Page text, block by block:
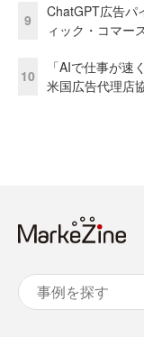
9
ChatGPT広告
ィック・コマー
10
「AIで仕事が
米国広告代理店